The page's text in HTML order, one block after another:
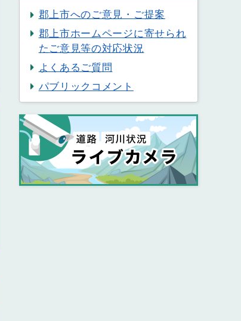
郡上市へのご意見・ご提案
郡上市ホームページに寄せられ
たご意見等の対応状況
よくあるご質問
パブリックコメント